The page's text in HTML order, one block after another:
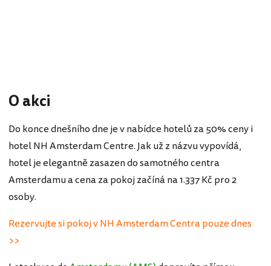
O akci
Do konce dnešního dne je v nabídce hotelů za 50% ceny i
hotel NH Amsterdam Centre. Jak už z názvu vypovídá,
hotel je elegantně zasazen do samotného centra
Amsterdamu a cena za pokoj začíná na 1.337 Kč pro 2
osoby.
Rezervujte si pokoj v NH Amsterdam Centra pouze dnes
>>